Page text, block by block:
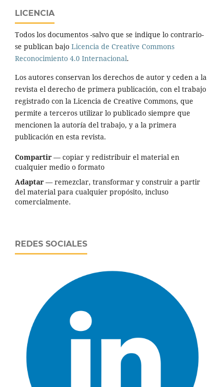
LICENCIA
Todos los documentos -salvo que se indique lo contrario-
se publican bajo Licencia de Creative Commons
Reconocimiento 4.0 Internacional.
Los autores conservan los derechos de autor y ceden a la
revista el derecho de primera publicación, con el trabajo
registrado con la Licencia de Creative Commons, que
permite a terceros utilizar lo publicado siempre que
mencionen la autoría del trabajo, y a la primera
publicación en esta revista.
Compartir — copiar y redistribuir el material en
cualquier medio o formato
Adaptar — remezclar, transformar y construir a partir
del material para cualquier propósito, incluso
comercialmente.
REDES SOCIALES